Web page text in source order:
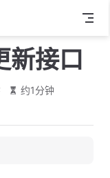
新接口
约1分钟